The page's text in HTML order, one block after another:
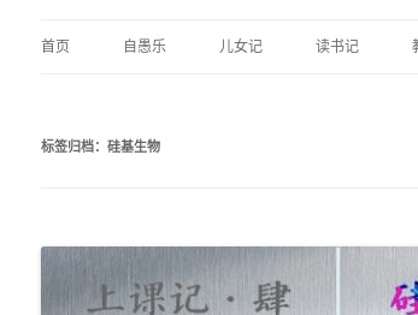
首页 自愚乐 儿女记 读书记
标签归档： 硅基生物